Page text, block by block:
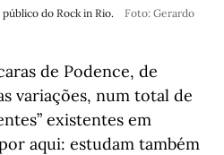
do Rock in Rio.
Foto: Gerardo
de Podence, de
variações, num total de
existentes em
aqui: estudam também